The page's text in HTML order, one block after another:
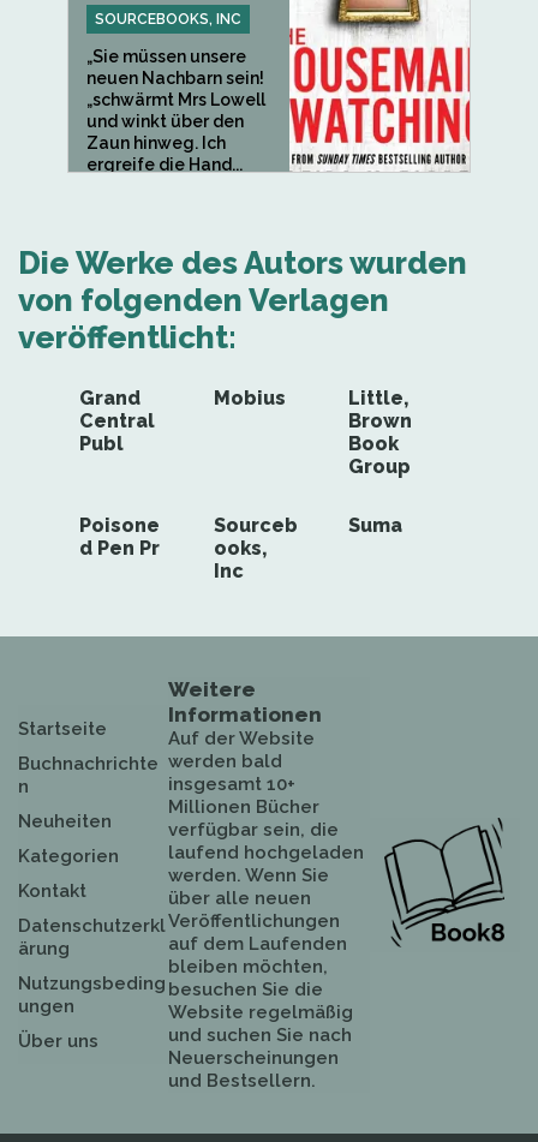
SOURCEBOOKS, INC
„Sie müssen unsere
neuen Nachbarn sein!
„schwärmt Mrs Lowell
und winkt über den
Zaun hinweg. Ich
ergreife die Hand...
Die Werke des Autors wurden
von folgenden Verlagen
veröffentlicht:
Grand
Central
Publ
Mobius
Little,
Brown
Book
Group
Poisone
d Pen Pr
Sourceb
ooks,
Inc
Suma
Startseite
Buchnachrichte
n
Neuheiten
Kategorien
Kontakt
Datenschutzerkl
ärung
Nutzungsbeding
ungen
Über uns
Weitere
Informationen
Auf der Website
werden bald
insgesamt 10+
Millionen Bücher
verfügbar sein, die
laufend hochgeladen
werden. Wenn Sie
über alle neuen
Veröffentlichungen
auf dem Laufenden
bleiben möchten,
besuchen Sie die
Website regelmäßig
und suchen Sie nach
Neuerscheinungen
und Bestsellern.